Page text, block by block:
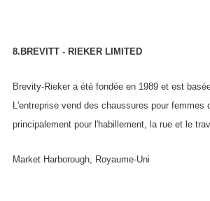
8.BREVITT - RIEKER LIMITED
Brevity-Rieker a été fondée en 1989 et est
L'entreprise vend des chaussures pour femmes
principalement pour l'habillement, la rue et le
Market Harborough, Royaume-Uni